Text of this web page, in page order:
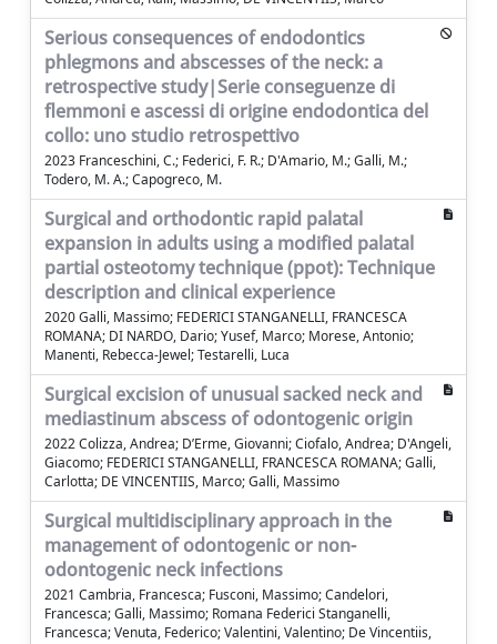
Serious consequences of endodontics
phlegmons and abscesses of the neck: a
retrospective study|Serie conseguenze di
flemmoni e ascessi di origine endodontica del
collo: uno studio retrospettivo
2023 Franceschini, C.; Federici, F. R.; D'Amario, M.; Galli, M.;
Todero, M. A.; Capogreco, M.
Surgical and orthodontic rapid palatal
expansion in adults using a modified palatal
partial osteotomy technique (ppot): Technique
description and clinical experience
2020 Galli, Massimo; FEDERICI STANGANELLI, FRANCESCA
ROMANA; DI NARDO, Dario; Yusef, Marco; Morese, Antonio;
Manenti, Rebecca-Jewel; Testarelli, Luca
Surgical excision of unusual sacked neck and
mediastinum abscess of odontogenic origin
2022 Colizza, Andrea; D’Erme, Giovanni; Ciofalo, Andrea; D'Angeli,
Giacomo; FEDERICI STANGANELLI, FRANCESCA ROMANA; Galli,
Carlotta; DE VINCENTIIS, Marco; Galli, Massimo
Surgical multidisciplinary approach in the
management of odontogenic or non-
odontogenic neck infections
2021 Cambria, Francesca; Fusconi, Massimo; Candelori,
Francesca; Galli, Massimo; Romana Federici Stanganelli,
Francesca; Venuta, Federico; Valentini, Valentino; De Vincentiis,